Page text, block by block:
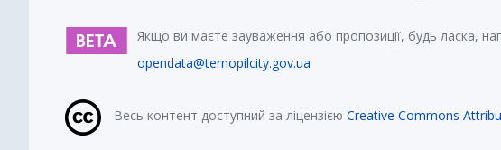
Якщо ви маєте зауваження або пропозиції, будь ласка,
opendata@ternopilcity.gov.ua
Весь контент доступний за ліцензією Creative Commons